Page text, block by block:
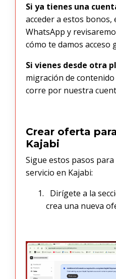
Si ya tienes una
acceder a estos
WhatsApp y
cómo te damos acceso
Si vienes desde otra
migración de
corre por nuestra
Crear oferta
Kajabi
Sigue estos pasos
servicio en Kajabi:
Dirígete a la
crea una nueva